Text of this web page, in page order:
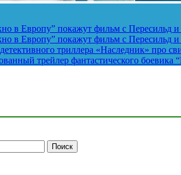
в Европу” покажут фильм с Пересильд и
в Европу” покажут фильм с Пересильд и
триллера «Наследник» про
трейлер фантастического боевика